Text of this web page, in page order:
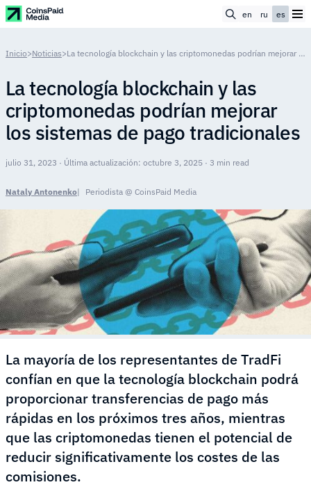
en ru es
Inicio>Noticias> La tecnología blockchain y las criptomonedas podrían mejorar los sistemas de pago tradicionales
La tecnología blockchain y las
criptomonedas podrían mejorar
los sistemas de pago tradicionales
julio 31, 2023 · Última actualización: octubre 3, 2025 · 3 min read
Nataly Antonenko Periodista @ CoinsPaid Media
La mayoría de los representantes de TradFi
confían en que la tecnología blockchain podrá
proporcionar transferencias de pago más
rápidas en los próximos tres años, mientras
que las criptomonedas tienen el potencial de
reducir significativamente los costes de las
comisiones.